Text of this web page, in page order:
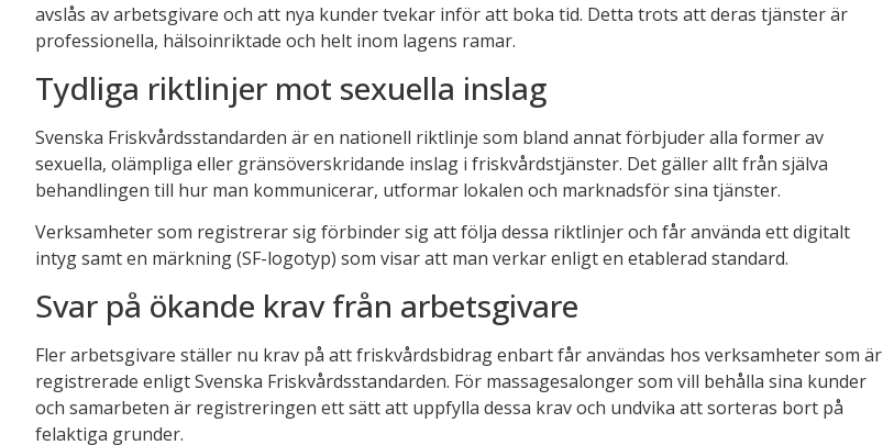
avslås av arbetsgivare och att nya kunder tvekar inför att boka tid. Detta trots att deras tjänster är
professionella, hälsoinriktade och helt inom lagens ramar.
Tydliga riktlinjer mot sexuella inslag
Svenska Friskvårdsstandarden är en nationell riktlinje som bland annat förbjuder alla former av
sexuella, olämpliga eller gränsöverskridande inslag i friskvårdstjänster. Det gäller allt från själva
behandlingen till hur man kommunicerar, utformar lokalen och marknadsför sina tjänster.
Verksamheter som registrerar sig förbinder sig att följa dessa riktlinjer och får använda ett digitalt
intyg samt en märkning (SF-logotyp) som visar att man verkar enligt en etablerad standard.
Svar på ökande krav från arbetsgivare
Fler arbetsgivare ställer nu krav på att friskvårdsbidrag enbart får användas hos verksamheter som är
registrerade enligt Svenska Friskvårdsstandarden. För massagesalonger som vill behålla sina kunder
och samarbeten är registreringen ett sätt att uppfylla dessa krav och undvika att sorteras bort på
felaktiga grunder.